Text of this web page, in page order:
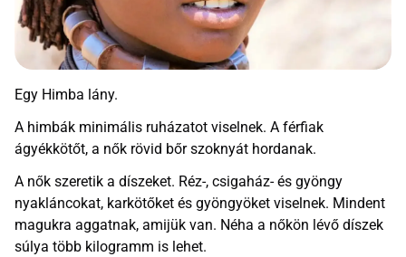
Egy Himba lány.
A himbák minimális ruházatot viselnek. A férfiak
ágyékkötőt, a nők rövid bőr szoknyát hordanak.
A nők szeretik a díszeket. Réz-, csigaház- és gyöngy
nyakláncokat, karkötőket és gyöngyöket viselnek. Mindent
magukra aggatnak, amijük van. Néha a nőkön lévő díszek
súlya több kilogramm is lehet.